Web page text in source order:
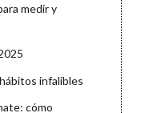
medir y
infalibles
cómo